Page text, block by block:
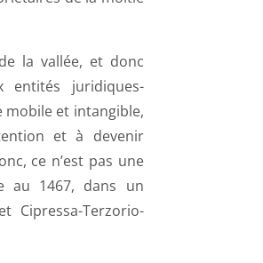
la vallée, et donc
juridiques-
et intangible,
et à devenir
ce n’est pas une
au 1467, dans un
Cipressa-Terzorio-